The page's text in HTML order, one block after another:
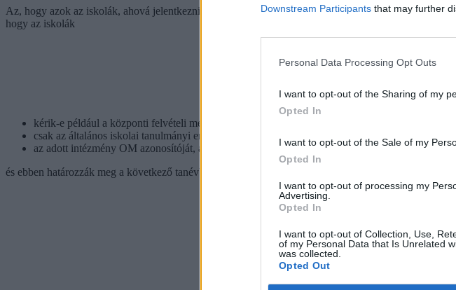
Downstream Participants that may further
Personal Data Processing Opt Outs
I want to opt-out of the Sharing of my
Opted In
I want to opt-out of the Sale of my
Opted In
I want to opt-out of processing my
Advertising.
Opted In
I want to opt-out of Collection, Use,
of my Personal Data that Is Unrelated
was collected.
Opted Out
Az, hogy azok az iskolák, ahová jelentkezni szeretnétek, kérik-e a központi írásbeli felvételi
hogy az iskolák
kérik-e például a központi felvételi megírását és tartanak-e szóbeli felvételi vizsgát is, vagy
csak az általános iskolai tanulmányi eredmények alapján döntik el, hogy kiket vesznek fel,
az adott intézmény OM azonosítóját, ami szükséges a jelentkezéshez,
és ebben határozzák meg a következő tanévben induló tanulmányi területeiket is.